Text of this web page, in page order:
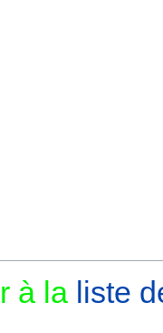
à la liste